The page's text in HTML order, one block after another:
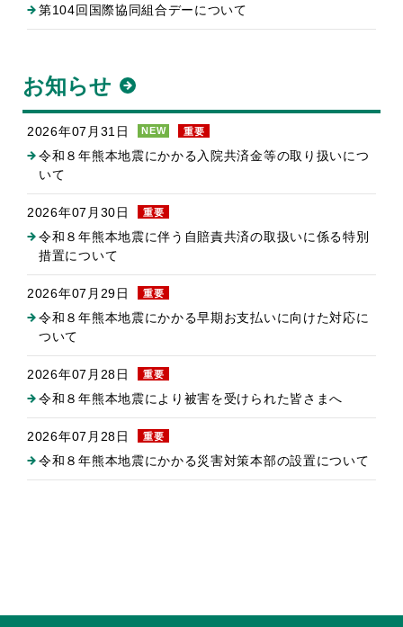
第104回国際協同組合デーについて
お知らせ
2026年07月31日 NEW 重要
令和８年熊本地震にかかる入院共済金等の取り扱いにつ
いて
2026年07月30日 重要
令和８年熊本地震に伴う自賠責共済の取扱いに係る特別
措置について
2026年07月29日 重要
令和８年熊本地震にかかる早期お支払いに向けた対応に
ついて
2026年07月28日 重要
令和８年熊本地震により被害を受けられた皆さまへ
2026年07月28日 重要
令和８年熊本地震にかかる災害対策本部の設置について